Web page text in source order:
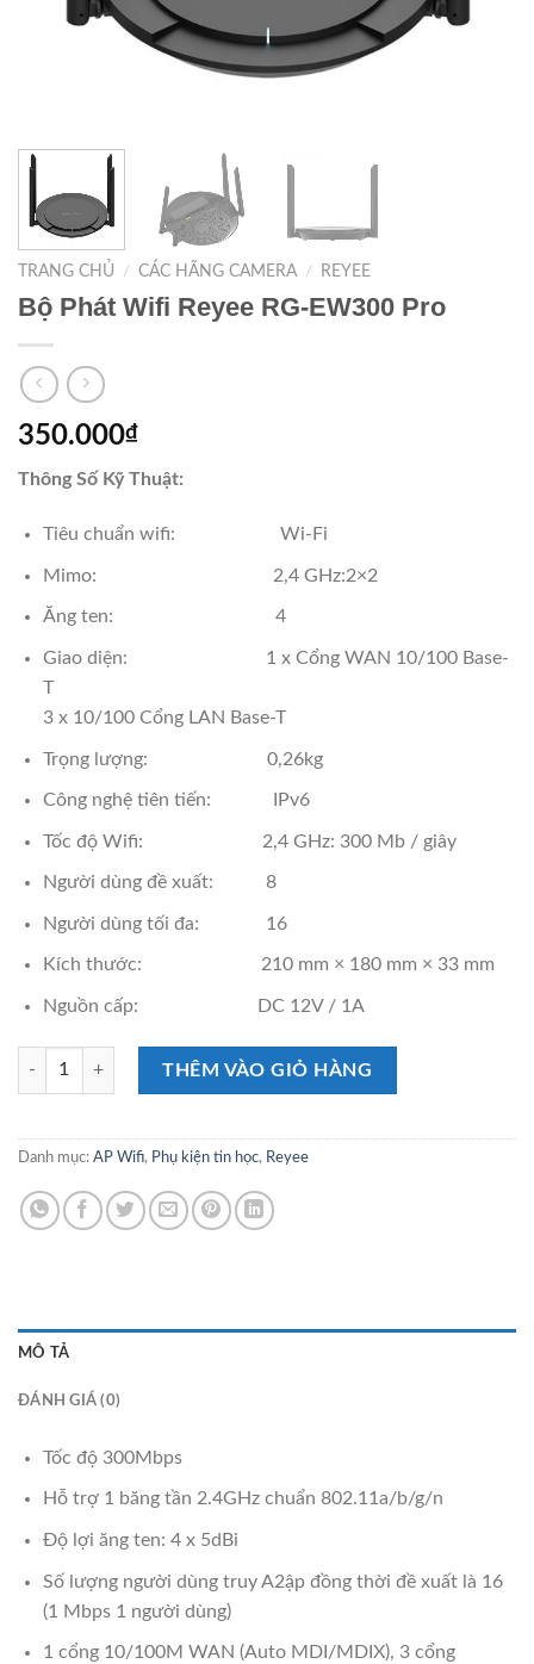
TRANG CHỦ / CÁC HÃNG CAMERA / REYEE
Bộ Phát Wifi Reyee RG-EW300 Pro
350.000₫
Thông Số Kỹ Thuật:
Tiêu chuẩn wifi: Wi-Fi
Mimo: 2,4 GHz:2×2
Ăng ten: 4
Giao diện: 1 x Cổng WAN 10/100 Base-
T
3 x 10/100 Cổng LAN Base-T
Trọng lượng: 0,26kg
Công nghệ tiên tiến: IPv6
Tốc độ Wifi: 2,4 GHz: 300 Mb / giây
Người dùng đề xuất: 8
Người dùng tối đa: 16
Kích thước: 210 mm × 180 mm × 33 mm
Nguồn cấp: DC 12V / 1A
Bộ Phát Wifi Reyee RG-EW300 Pro số lượng
THÊM VÀO GIỎ HÀNG
Danh mục: AP Wifi, Phụ kiện tin học, Reyee
MÔ TẢ
ĐÁNH GIÁ (0)
Tốc độ 300Mbps
Hỗ trợ 1 băng tần 2.4GHz chuẩn 802.11a/b/g/n
Độ lợi ăng ten: 4 x 5dBi
Số lượng người dùng truy A2ập đồng thời đề xuất là 16
(1 Mbps 1 người dùng)
1 cổng 10/100M WAN (Auto MDI/MDIX), 3 cổng